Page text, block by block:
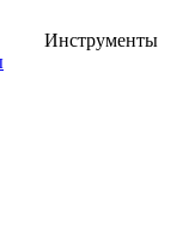
Инструменты